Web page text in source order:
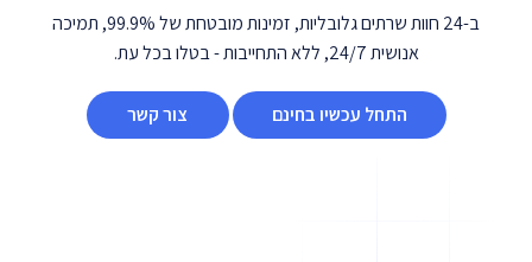
ב-24 חוות שרתים גלובליות, זמינות מובטחת של 99.9%, תמיכה
אנושית 24/7, ללא התחייבות - בטלו בכל עת.
התחל עכשיו בחינם צור קשר